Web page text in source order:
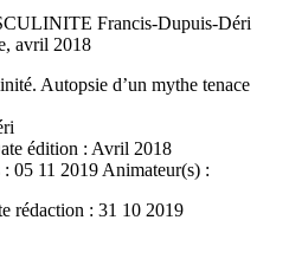
Francis-Dupuis-Déri
avril 2018
Autopsie d’un mythe tenace
édition : Avril 2018
05 11 2019 Animateur(s) :
rédaction : 31 10 2019